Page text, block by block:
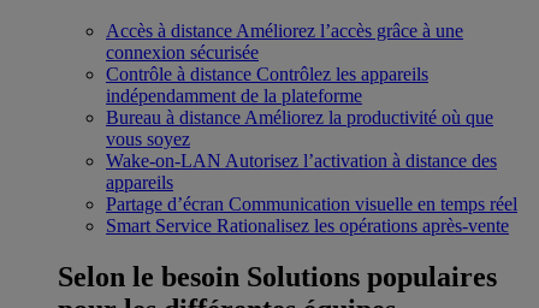
Accès à distance Améliorez l’accès grâce à une
connexion sécurisée
Contrôle à distance Contrôlez les appareils
indépendamment de la plateforme
Bureau à distance Améliorez la productivité où que
vous soyez
Wake-on-LAN Autorisez l’activation à distance des
appareils
Partage d’écran Communication visuelle en temps réel
Smart Service Rationalisez les opérations après-vente
Selon le besoin Solutions populaires